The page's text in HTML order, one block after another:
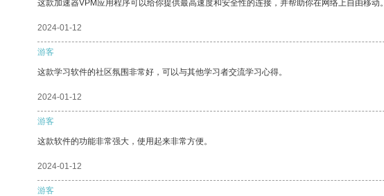
这款加速器VPM应用程序可以给你提供最高速度和安全性的连接，并帮助你在网络上自由移动。
2024-01-12
游客
这款学习软件的社区氛围非常好，可以与其他学习者交流学习心得。
2024-01-12
游客
这款软件的功能非常强大，使用起来非常方便。
2024-01-12
游客